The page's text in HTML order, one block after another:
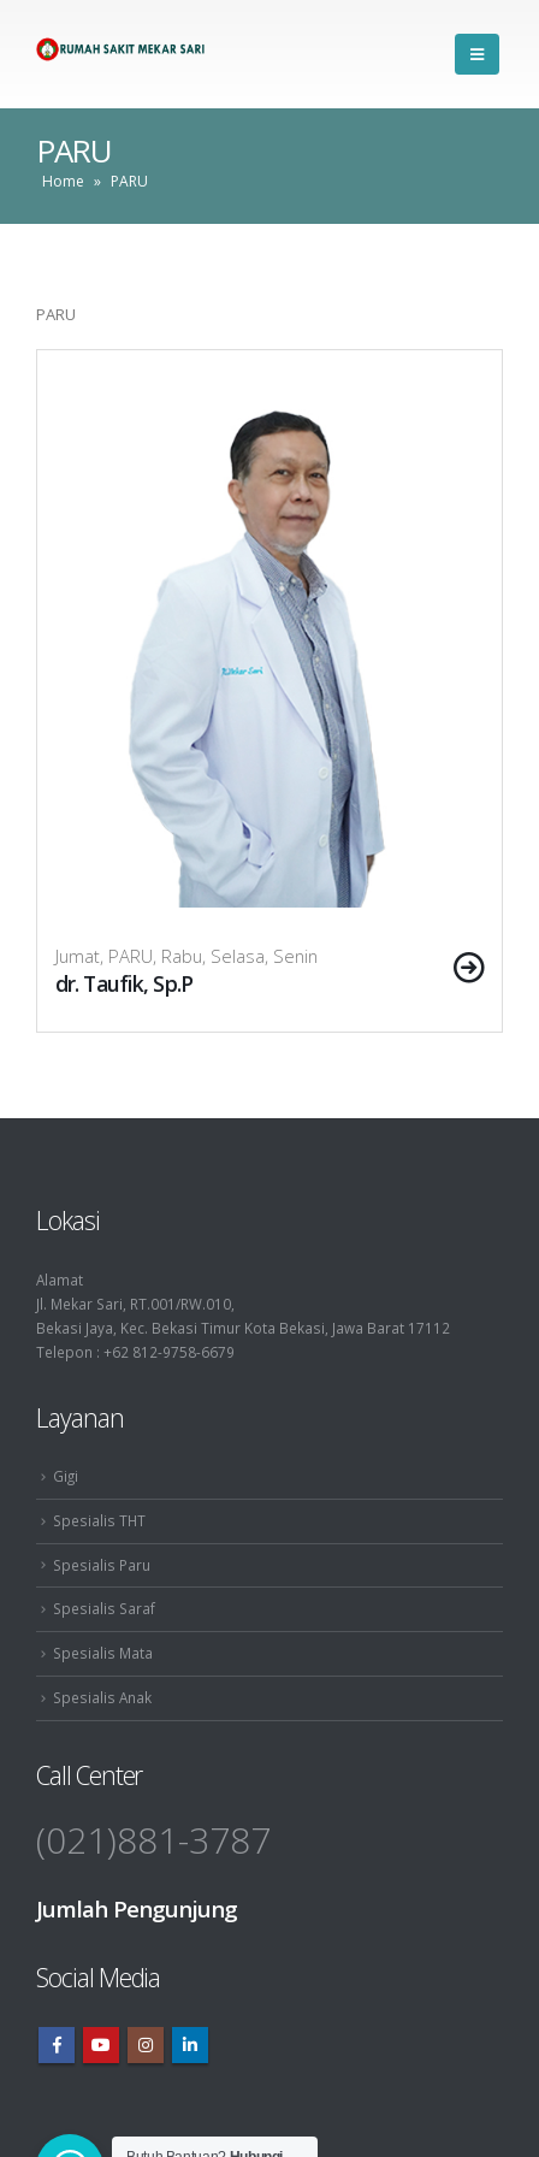
PARU
Home » PARU
PARU
Jumat, PARU, Rabu, Selasa, Senin
dr. Taufik, Sp.P
Lokasi
Alamat
Jl. Mekar Sari, RT.001/RW.010,
Bekasi Jaya, Kec. Bekasi Timur Kota Bekasi, Jawa Barat 17112
Telepon : +62 812-9758-6679
Layanan
Gigi
Spesialis THT
Spesialis Paru
Spesialis Saraf
Spesialis Mata
Spesialis Anak
Call Center
(021)881-3787
Jumlah Pengunjung
Social Media